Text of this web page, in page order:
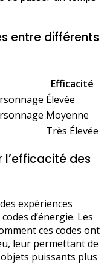
entre différents
Efficacité
Élevée
Moyenne
Très Élevée
l’efficacité des
expériences
d’énergie. Les
ces codes ont
leur permettant de
puissants plus